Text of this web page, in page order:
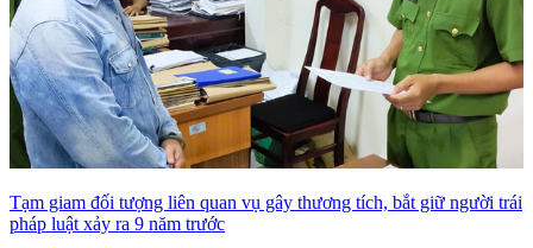
Tạm giam đối tượng liên quan vụ gây thương tích, bắt giữ người trái
pháp luật xảy ra 9 năm trước